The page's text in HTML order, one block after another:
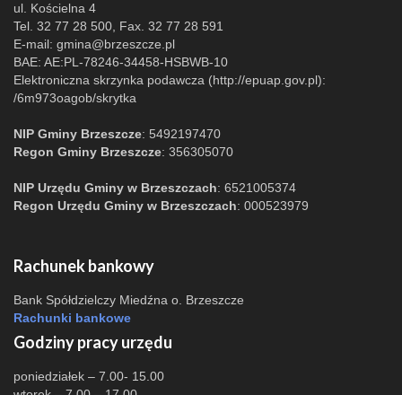
ul. Kościelna 4
Tel. 32 77 28 500, Fax. 32 77 28 591
E-mail: gmina@brzeszcze.pl
BAE: AE:PL-78246-34458-HSBWB-10
Elektroniczna skrzynka podawcza (http://epuap.gov.pl):
/6m973oagob/skrytka
NIP Gminy Brzeszcze: 5492197470
Regon Gminy Brzeszcze: 356305070
NIP Urzędu Gminy w Brzeszczach: 6521005374
Regon Urzędu Gminy w Brzeszczach: 000523979
Rachunek bankowy
Bank Spółdzielczy Miedźna o. Brzeszcze
Rachunki bankowe
Godziny pracy urzędu
poniedziałek – 7.00- 15.00